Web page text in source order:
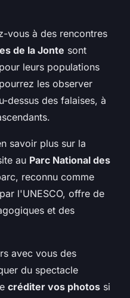
vous à des rencontres
de la Jonte sont
leurs populations
les observer
dessus des falaises, à
savoir plus sur la
au Parc National des
reconnu comme
l'UNESCO, offre de
et des
avec vous des
du spectacle
créditer vos photos si